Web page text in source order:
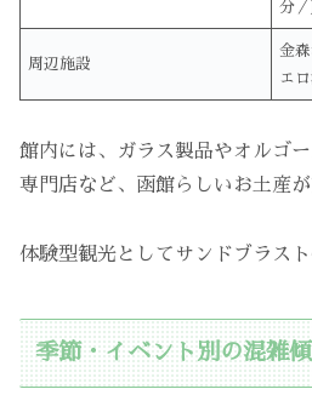
分
周辺施設
金
エ
館内には、ガラス製品やオルゴ
専門店など、函館らしいお土産が
体験型観光としてサンドブラスト
季節・イベント別の混雑